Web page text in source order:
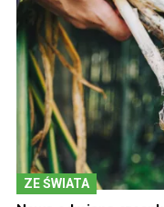
ZE ŚWIATA